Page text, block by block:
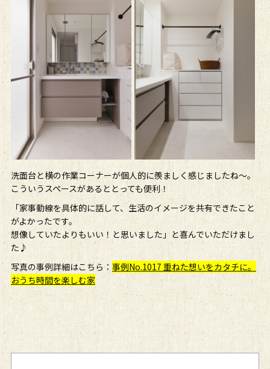
洗面台と横の作業コーナーが個人的に羨ましく感じましたね～。
こういうスペースがあるととっても便利！
「家事動線を具体的に話して、生活のイメージを共有できたこと
がよかったです。
想像していたよりもいい！と思いました」と喜んでいただけまし
た♪
写真の事例詳細はこちら： 事例No.1017 重ねた想いをカタチに。
おうち時間を楽しむ家